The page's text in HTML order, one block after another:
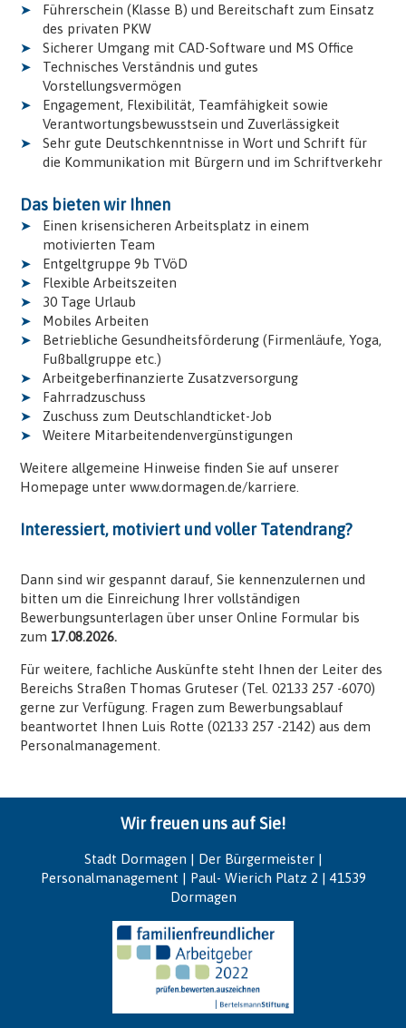
Führerschein (Klasse B) und Bereitschaft zum Einsatz
des privaten PKW
Sicherer Umgang mit CAD-Software und MS Office
Technisches Verständnis und gutes
Vorstellungsvermögen
Engagement, Flexibilität, Teamfähigkeit sowie
Verantwortungsbewusstsein und Zuverlässigkeit
Sehr gute Deutschkenntnisse in Wort und Schrift für
die Kommunikation mit Bürgern und im Schriftverkehr
Das bieten wir Ihnen
Einen krisensicheren Arbeitsplatz in einem
motivierten Team
Entgeltgruppe 9b TVöD
Flexible Arbeitszeiten
30 Tage Urlaub
Mobiles Arbeiten
Betriebliche Gesundheitsförderung (Firmenläufe, Yoga,
Fußballgruppe etc.)
Arbeitgeberfinanzierte Zusatzversorgung
Fahrradzuschuss
Zuschuss zum Deutschlandticket-Job
Weitere Mitarbeitendenvergünstigungen
Weitere allgemeine Hinweise finden Sie auf unserer
Homepage unterwww.dormagen.de/karriere.
Interessiert, motiviert und voller Tatendrang?
Dann sind wir gespannt darauf, Sie kennenzulernen und
bitten um die Einreichung Ihrer vollständigen
Bewerbungsunterlagen über unser Online Formular bis
zum 17.08.2026.
Für weitere, fachliche Auskünfte steht Ihnen der Leiter des
Bereichs Straßen Thomas Gruteser (Tel. 02133 257 -6070)
gerne zur Verfügung. Fragen zum Bewerbungsablauf
beantwortet Ihnen Luis Rotte (02133 257 -2142) aus dem
Personalmanagement.
Wir freuen uns auf Sie!
Stadt Dormagen | Der Bürgermeister |
Personalmanagement | Paul- Wierich Platz 2 | 41539
Dormagen